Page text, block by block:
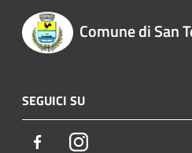
Comune di San
SEGUICI SU
FacebookInstagram